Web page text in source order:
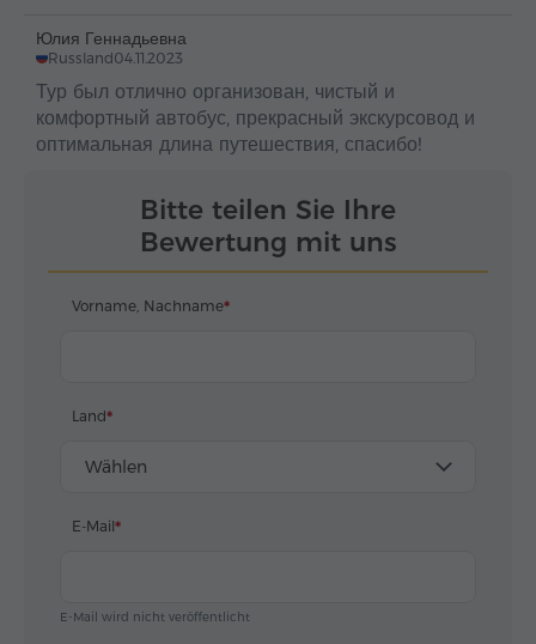
Юлия Геннадьевна
Russland04.11.2023
Тур был отлично организован, чистый и
комфортный автобус, прекрасный экскурсовод и
оптимальная длина путешествия, спасибо!
Bitte teilen Sie Ihre
Bewertung mit uns
Vorname, Nachname
Land
Wählen
E-Mail
E-Mail wird nicht veröffentlicht